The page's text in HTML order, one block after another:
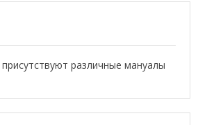
различные мануалы